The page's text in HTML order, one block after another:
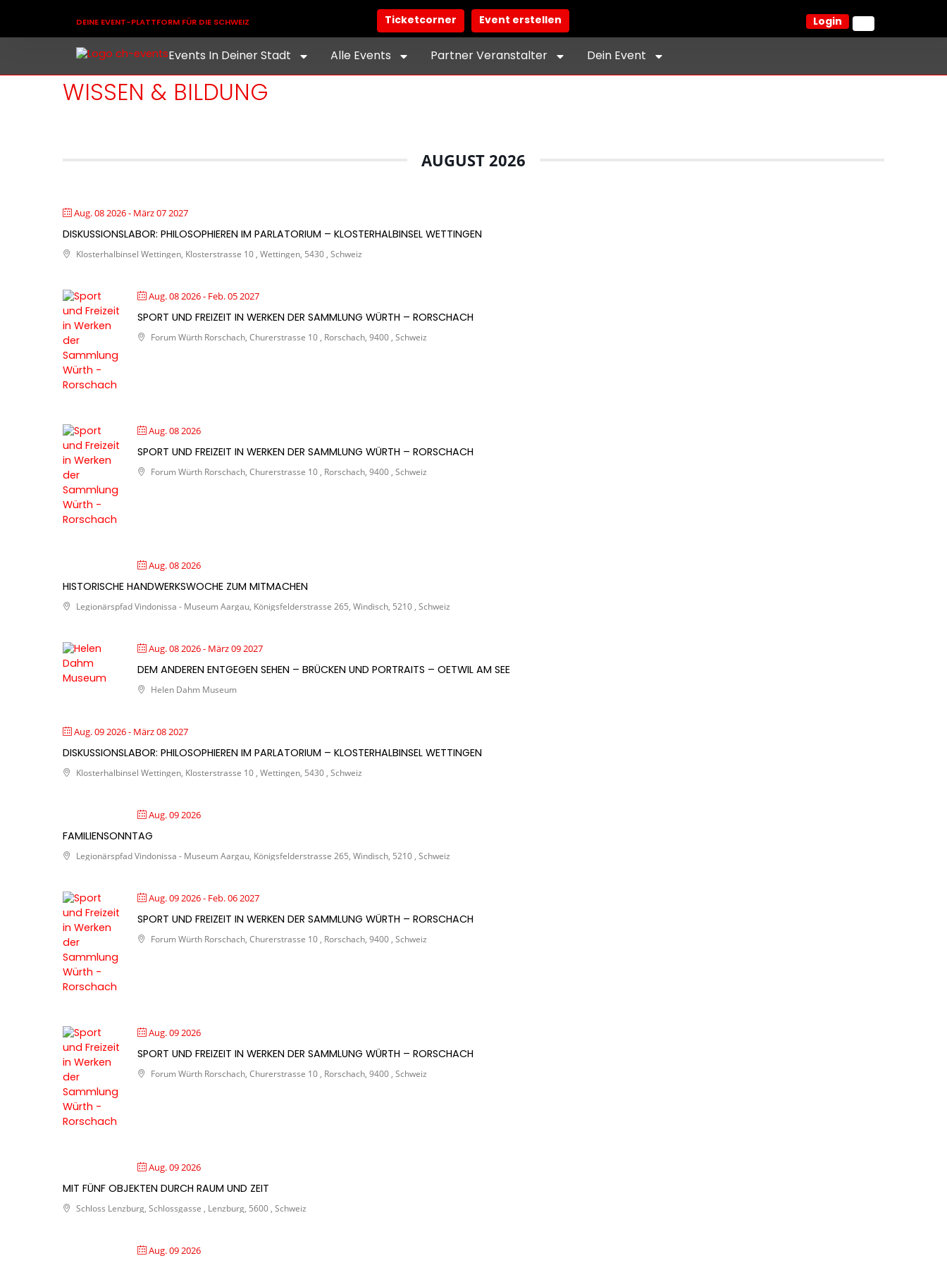
DEINE EVENT-PLATTFORM FÜR DIE SCHWEIZ Ticketcorner Event erstellen Login
Events In Deiner Stadt Alle Events Partner Veranstalter Dein Event
WISSEN & BILDUNG
AUGUST 2026
Aug. 08 2026- März 07 2027
DISKUSSIONSLABOR: PHILOSOPHIEREN IM PARLATORIUM – KLOSTERHALBINSEL WETTINGEN
Klosterhalbinsel Wettingen, Klosterstrasse 10 , Wettingen, 5430 , Schweiz
Aug. 08 2026- Feb. 05 2027
SPORT UND FREIZEIT IN WERKEN DER SAMMLUNG WÜRTH – RORSCHACH
Forum Würth Rorschach, Churerstrasse 10 , Rorschach, 9400 , Schweiz
Aug. 08 2026
SPORT UND FREIZEIT IN WERKEN DER SAMMLUNG WÜRTH – RORSCHACH
Forum Würth Rorschach, Churerstrasse 10 , Rorschach, 9400 , Schweiz
Aug. 08 2026
HISTORISCHE HANDWERKSWOCHE ZUM MITMACHEN
Legionärspfad Vindonissa - Museum Aargau, Königsfelderstrasse 265, Windisch, 5210 , Schweiz
Aug. 08 2026- März 09 2027
DEM ANDEREN ENTGEGEN SEHEN – BRÜCKEN UND PORTRAITS – OETWIL AM SEE
Helen Dahm Museum
Aug. 09 2026- März 08 2027
DISKUSSIONSLABOR: PHILOSOPHIEREN IM PARLATORIUM – KLOSTERHALBINSEL WETTINGEN
Klosterhalbinsel Wettingen, Klosterstrasse 10 , Wettingen, 5430 , Schweiz
Aug. 09 2026
FAMILIENSONNTAG
Legionärspfad Vindonissa - Museum Aargau, Königsfelderstrasse 265, Windisch, 5210 , Schweiz
Aug. 09 2026- Feb. 06 2027
SPORT UND FREIZEIT IN WERKEN DER SAMMLUNG WÜRTH – RORSCHACH
Forum Würth Rorschach, Churerstrasse 10 , Rorschach, 9400 , Schweiz
Aug. 09 2026
SPORT UND FREIZEIT IN WERKEN DER SAMMLUNG WÜRTH – RORSCHACH
Forum Würth Rorschach, Churerstrasse 10 , Rorschach, 9400 , Schweiz
Aug. 09 2026
MIT FÜNF OBJEKTEN DURCH RAUM UND ZEIT
Schloss Lenzburg, Schlossgasse , Lenzburg, 5600 , Schweiz
Aug. 09 2026